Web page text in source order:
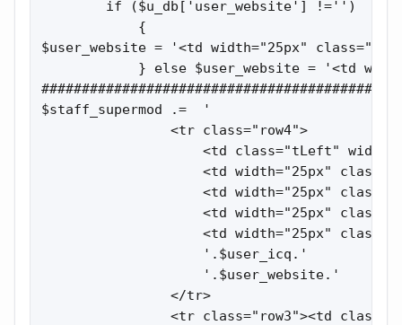
        if ($u_db['user_website'] !='')
            {
$user_website = '<td width="25px"
} else $user_website = '<td
$staff_supermod .=  '
                <tr class="row4">
<td class="tLeft"
<td width="25px"
<td width="25px"
<td width="25px"
<td width="25px"
                    '.$user_icq.'
                    '.$user_website.'
                </tr>
<tr class="row3"><td